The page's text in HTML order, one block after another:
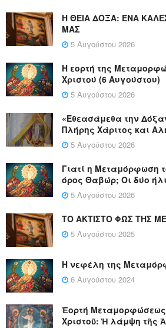
Η ΘΕΙΑ ΔΟΞΑ: ΈΝΑ
ΜΑΣ
5 Αυγούστου 2026
Η εορτή της
Χριστού (6 Αυγούστου)
5 Αυγούστου 2026
«Εθεασάμεθα την
Πλήρης Χάριτος και
5 Αυγούστου 2026
Γιατί η Μεταμόρφωση
όρος Θαβώρ; Οι δύο
5 Αυγούστου 2026
ΤΟ ΑΚΤΙΣΤΟ ΦΩΣ ΤΗΣ
5 Αυγούστου 2025
Η νεφέλη της
6 Αυγούστου 2024
Ἑορτή Μεταμορφώσεως
Χριστοῦ: Ἡ λάμψη τῆς